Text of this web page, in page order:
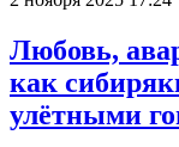
Любовь,
как
улётными